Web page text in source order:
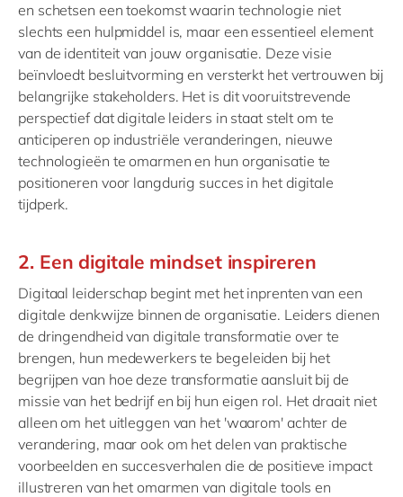
en schetsen een toekomst waarin technologie niet
slechts een hulpmiddel is, maar een essentieel element
van de identiteit van jouw organisatie. Deze visie
beïnvloedt besluitvorming en versterkt het vertrouwen bij
belangrijke stakeholders. Het is dit vooruitstrevende
perspectief dat digitale leiders in staat stelt om te
anticiperen op industriële veranderingen, nieuwe
technologieën te omarmen en hun organisatie te
positioneren voor langdurig succes in het digitale
tijdperk.
2. Een digitale mindset inspireren
Digitaal leiderschap begint met het inprenten van een
digitale denkwijze binnen de organisatie. Leiders dienen
de dringendheid van digitale transformatie over te
brengen, hun medewerkers te begeleiden bij het
begrijpen van hoe deze transformatie aansluit bij de
missie van het bedrijf en bij hun eigen rol. Het draait niet
alleen om het uitleggen van het 'waarom' achter de
verandering, maar ook om het delen van praktische
voorbeelden en succesverhalen die de positieve impact
illustreren van het omarmen van digitale tools en